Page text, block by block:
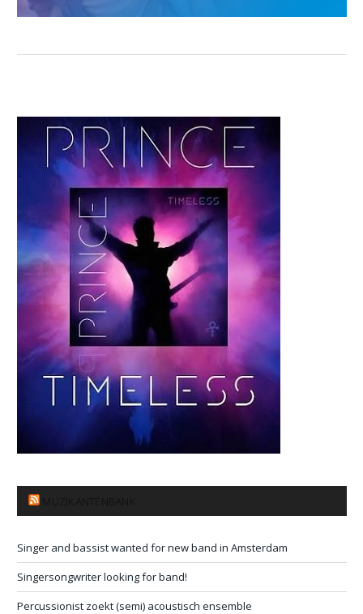
Singer and bassist wanted for new band in Amsterdam
Singersongwriter looking for band!
Percussionist zoekt (semi) acoustisch ensemble